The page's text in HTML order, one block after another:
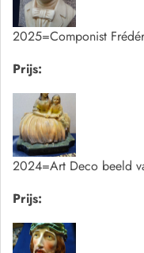
2025=Componist
Prijs:
2024=Art Deco beeld
Prijs: